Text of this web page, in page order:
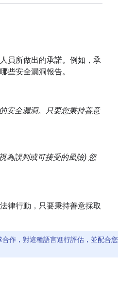
員所做出的承諾。例如，承
些安全漏洞報告。
安全漏洞。只要您秉持善意
為誤判或可接受的風險) 您
律行動，只要秉持善意採取
作，對這種語言進行評估，並配合您